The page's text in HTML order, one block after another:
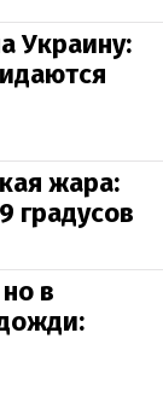
Украину:
жара:
градусов
в